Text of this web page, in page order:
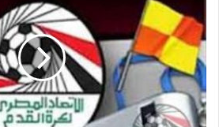
مباريات
اليوم
في
الأسبوع
الخامس
للدوري